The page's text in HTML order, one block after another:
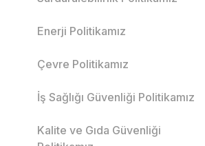
Enerji Politikamız
Çevre Politikamız
İş Sağlığı Güvenliği Politikamız
Kalite ve Gıda Güvenliği